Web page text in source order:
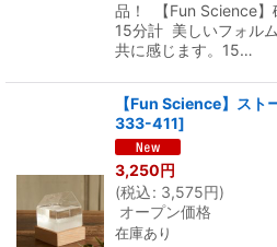
品！ 【Fun Science
15分計 美しいフォル
共に感じます。15…
【Fun Science】ス
333-411]
3,250 円
(税込: 3,575円)
オープン価格
在庫あり